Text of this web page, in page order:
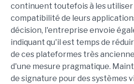
continuent toutefois à les
compatibilité de leurs
décision, l'entreprise envoie
indiquant qu'il est temps de
de ces plateformes très
d'une mesure pragmatique.
de signature pour des systèmes